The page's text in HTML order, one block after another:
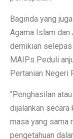
Baginda yang
Agama Islam
demikian selepas
MAIPs Peduli
Pertanian Negeri
“Penghasilan
dijalankan secara
masa yang sama
pengetahuan